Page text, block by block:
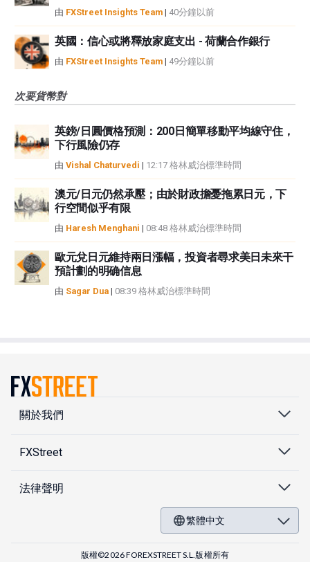
由 FXStreet Insights Team | 40分鐘以前
英國：信心或將釋放家庭支出 - 荷蘭合作銀行
由 FXStreet Insights Team | 49分鐘以前
次要貨幣對
英鎊/日圓價格預測：200日簡單移動平均線守住，
下行風險仍存
由 Vishal Chaturvedi | 12:17 格林威治標準時間
澳元/日元仍然承壓；由於財政擔憂拖累日元，下
行空間似乎有限
由 Haresh Menghani | 08:48 格林威治標準時間
歐元兌日元維持兩日漲幅，投資者尋求美日未來干
預計劃的明确信息
由 Sagar Dua | 08:39 格林威治標準時間
關於我們
FXStreet
法律聲明
繁體中文
版權©2026 FOREXSTREET S.L.版權所有